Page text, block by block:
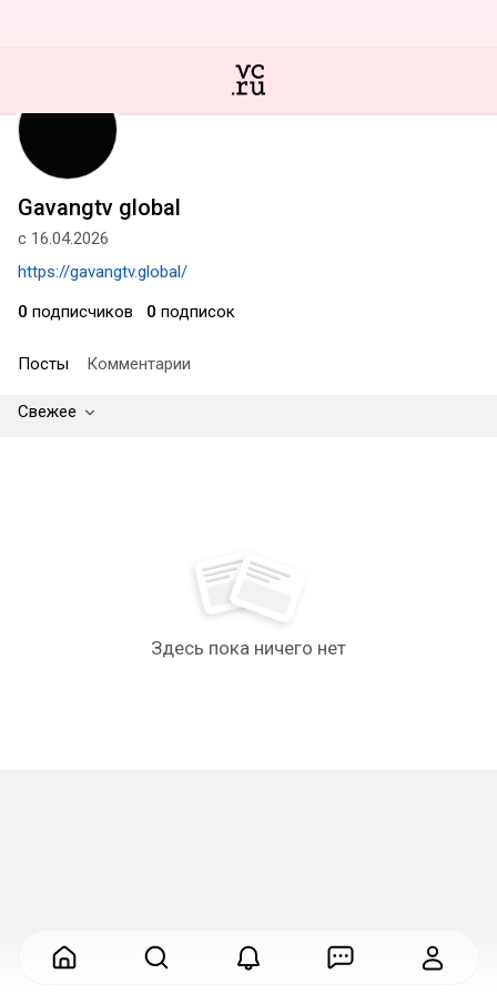
Gavangtv global
с 16.04.2026
https://gavangtv.global/
0 подписчиков 0 подписок
Посты Комментарии
Свежее
Здесь пока ничего нет